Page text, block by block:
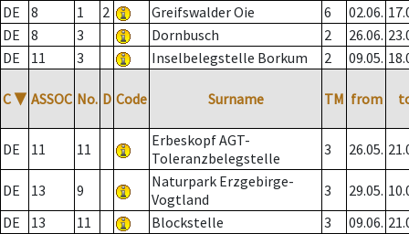
DE
8 1 2 Greifswalder Oie 6 02.06.
DE
8 3 Dornbusch 2 26.06.
DE
11 3 Inselbelegstelle Borkum 2 09.05.
C ▼ ASSOC No. D Code Surname TM from
DE 11 11
Erbeskopf AGT-
Toleranzbelegstelle
3 26.05.
DE 13 9
Naturpark Erzgebirge-
Vogtland
3 29.05.
DE
13 11 Blockstelle 3 09.06.